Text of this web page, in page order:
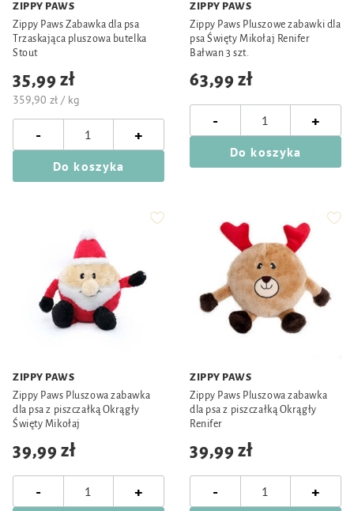
ZIPPY PAWS
Zippy Paws Zabawka dla psa
Trzaskająca pluszowa butelka
Stout
35,99 zł
359,90 zł / kg
- +
Do koszyka
ZIPPY PAWS
Zippy Paws Pluszowe zabawki dla
psa Święty Mikołaj Renifer
Bałwan 3 szt.
63,99 zł
- +
Do koszyka
ZIPPY PAWS
Zippy Paws Pluszowa zabawka
dla psa z piszczałką Okrągły
Święty Mikołaj
39,99 zł
- +
ZIPPY PAWS
Zippy Paws Pluszowa zabawka
dla psa z piszczałką Okrągły
Renifer
39,99 zł
- +